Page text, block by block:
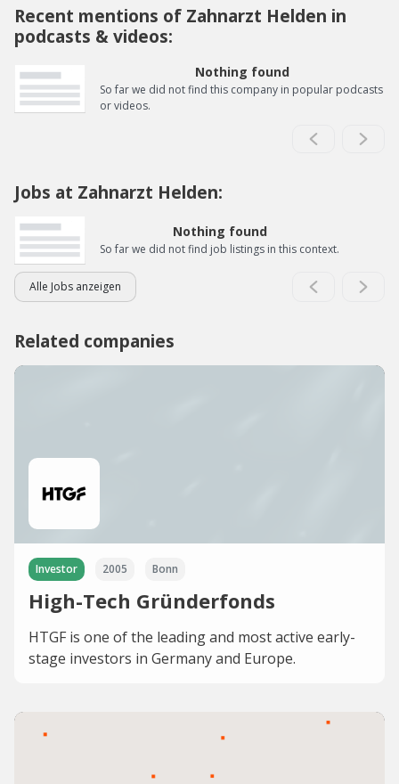
Recent mentions of Zahnarzt Helden in
podcasts & videos:
Nothing found
So far we did not find this company in popular podcasts
or videos.
Jobs at Zahnarzt Helden:
Nothing found
So far we did not find job listings in this context.
Alle Jobs anzeigen
Related companies
Investor 2005 Bonn
High-Tech Gründerfonds
HTGF is one of the leading and most active early-
stage investors in Germany and Europe.